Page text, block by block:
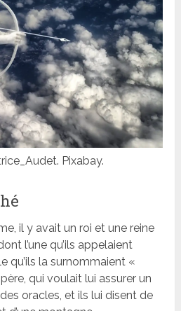
Pixabay.
il y avait un roi et une reine
l’une qu’ils appelaient
qu’ils la surnommaient «
qui voulait lui assurer un
oracles, et ils lui disent de